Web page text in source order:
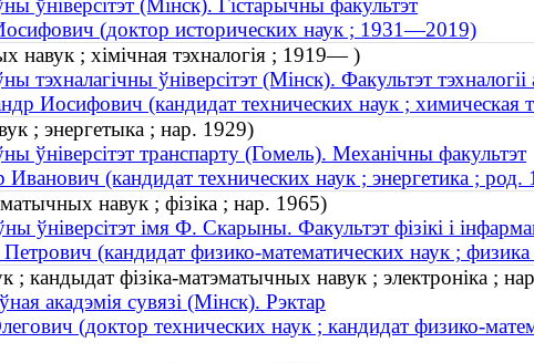
ўніверсітэт (Мінск). Гістарычны факультэт
(доктор исторических наук ; 1931—2019)
навук ; хімічная тэхналогія ; 1919— )
тэхналагічны ўніверсітэт (Мінск). Факультэт
Иосифович (кандидат технических наук ;
; энергетыка ; нар. 1929)
ўніверсітэт транспарту (Гомель). Механічны факультэт
Иванович (кандидат технических наук ; энергетика ; род.
навук ; фізіка ; нар. 1965)
ўніверсітэт імя Ф. Скарыны. Факультэт фізікі і
(кандидат физико-математических наук ;
; кандыдат фізіка-матэматычных навук ; электроніка ;
акадэмія сувязі (Мінск). Рэктар
(доктор технических наук ; кандидат физико-